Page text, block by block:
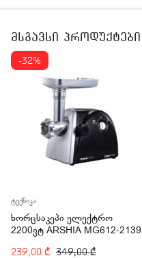
მსგავსი პროდუქტები
-32%
ტექნიკა
ხორცსაკეპი ელექტრო
2200ვტ ARSHIA MG612-2139
239,00 ₾ 349,00₾